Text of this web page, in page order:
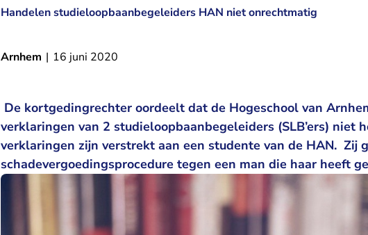
Handelen studieloopbaanbegeleiders HAN niet onrechtmatig
Arnhem | 16 juni 2020
De kortgedingrechter oordeelt dat de Hogeschool van
verklaringen van 2 studieloopbaanbegeleiders (SLB’ers) niet
verklaringen zijn verstrekt aan een studente van de HAN. Zij
schadevergoedingsprocedure tegen een man die haar heeft